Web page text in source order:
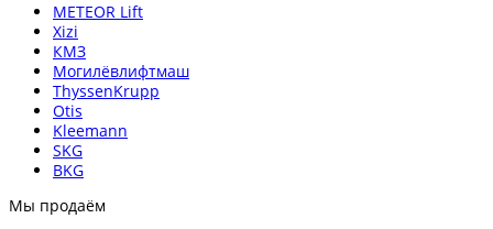
METEOR Lift
Xizi
КМЗ
Могилёвлифтмаш
ThyssenKrupp
Otis
Kleemann
SKG
BKG
Мы продаём